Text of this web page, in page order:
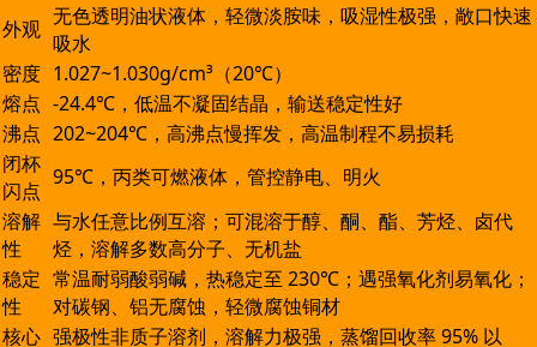
外观 无色透明油状液体，轻微淡胺味，吸湿性极强，敞口快速
吸水
密度 1.027~1.030g/cm³（20℃）
熔点 -24.4℃，低温不凝固结晶，输送稳定性好
沸点 202~204℃，高沸点慢挥发，高温制程不易损耗
闭杯
闪点
95℃，丙类可燃液体，管控静电、明火
溶解
性
与水任意比例互溶；可混溶于醇、酮、酯、芳烃、卤代
烃，溶解多数高分子、无机盐
稳定
性
常温耐弱酸弱碱，热稳定至 230℃；遇强氧化剂易氧化；
对碳钢、铝无腐蚀，轻微腐蚀铜材
核心 强极性非质子溶剂，溶解力极强，蒸馏回收率 95% 以